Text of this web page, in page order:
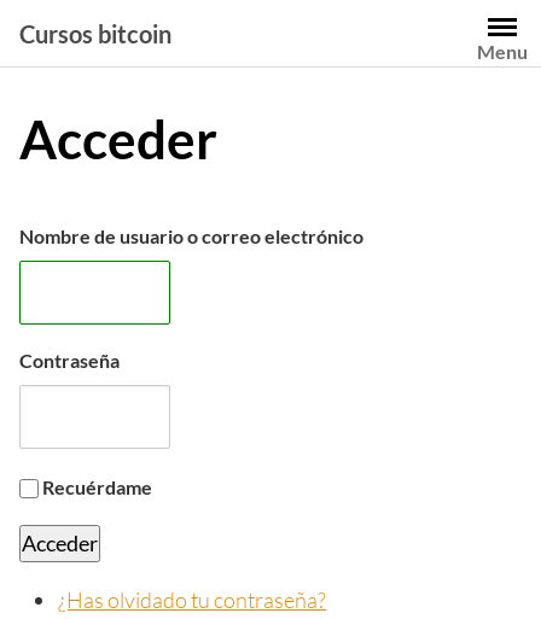
contenido
Cursos bitcoin
Menu
Acceder
Nombre de usuario o correo electrónico
Contraseña
Recuérdame
Acceder
¿Has olvidado tu contraseña?